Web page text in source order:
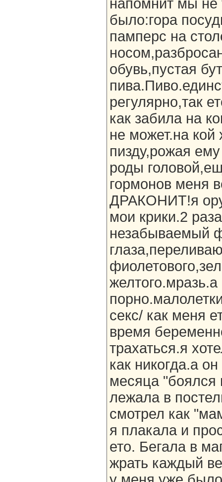
напомнит мы не
было:гора
памперс на
обувь,пустая
регулярно,так
как забила на
не может.на кой
пизду,рожая
роды
гормонов меня
ДРАКОНИТ!я
мои крики.2
незабываемый
секс/ как меня
время
трахаться.я
как никогда.а
месяца "боялся
лежала в
смотрел как
я плакала и
ето. Бегала в
жрать каждый